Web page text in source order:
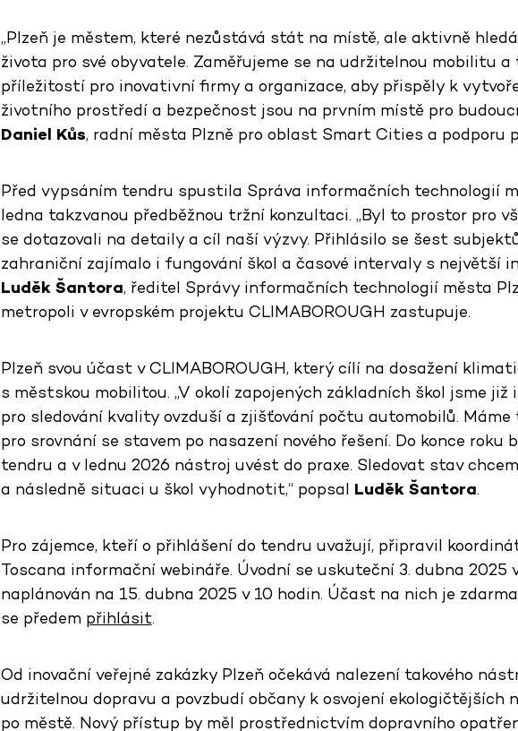
„Plzeň je městem, které nezůstává stát na místě, ale aktivně
života pro své obyvatele. Zaměřujeme se na udržitelnou mobilitu
příležitostí pro inovativní firmy a organizace, aby přispěly k
životního prostředí a bezpečnost jsou na prvním místě pro
Daniel Kůs, radní města Plzně pro oblast Smart Cities a podporu
Před vypsáním tendru spustila Správa informačních technologií
ledna takzvanou předběžnou tržní konzultaci. „Byl to prostor pro
se dotazovali na detaily a cíl naší výzvy. Přihlásilo se šest
zahraniční zajímalo i fungování škol a časové intervaly s největší
Luděk Šantora, ředitel Správy informačních technologií města
metropoli v evropském projektu CLIMABOROUGH zastupuje.
Plzeň svou účast v CLIMABOROUGH, který cílí na dosažení
s městskou mobilitou. „V okolí zapojených základních škol jsme již
pro sledování kvality ovzduší a zjišťování počtu automobilů.
pro srovnání se stavem po nasazení nového řešení. Do konce roku
tendru a v lednu 2026 nástroj uvést do praxe. Sledovat stav
a následně situaci u škol vyhodnotit,“ popsal Luděk Šantora.
Pro zájemce, kteří o přihlášení do tendru uvažují, připravil
Toscana informační webináře. Úvodní se uskuteční 3. dubna 2025
naplánován na 15. dubna 2025 v 10 hodin. Účast na nich je
se předem přihlásit.
Od inovační veřejné zakázky Plzeň očekává nalezení takového
udržitelnou dopravu a povzbudí občany k osvojení ekologičtějších
po městě. Nový přístup by měl prostřednictvím dopravního